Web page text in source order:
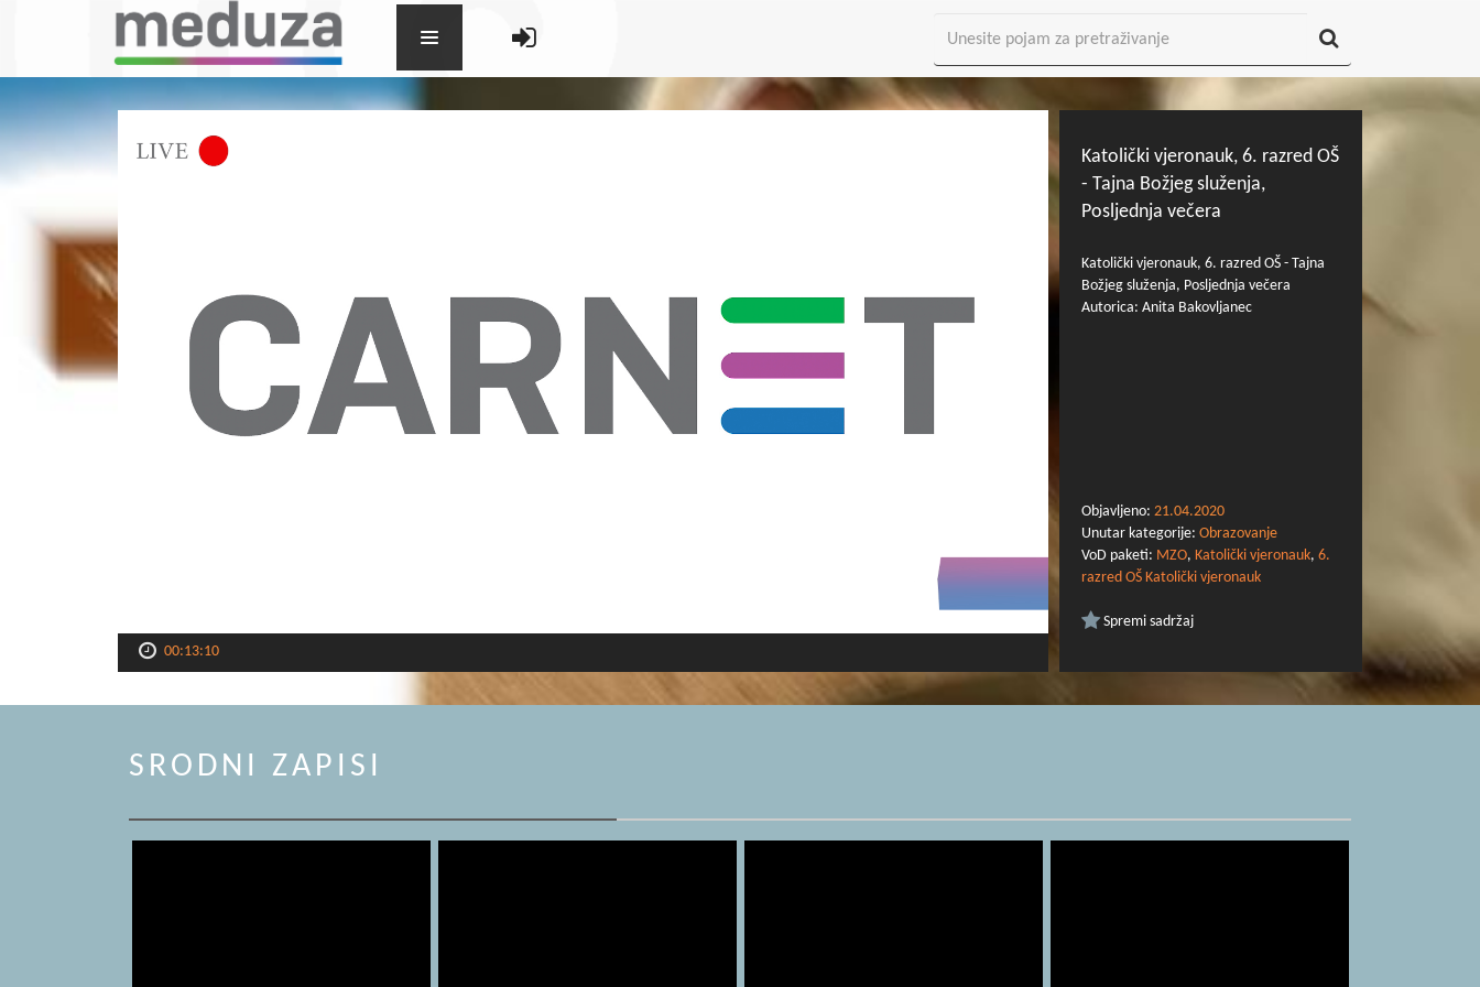
00:13:10
Katolički vjeronauk, 6. razred OŠ
- Tajna Božjeg služenja,
Posljednja večera
Katolički vjeronauk, 6. razred OŠ - Tajna
Božjeg služenja, Posljednja večera
Autorica: Anita Bakovljanec
Objavljeno: 21.04.2020
Unutar kategorije: Obrazovanje
VoD paketi: MZO, Katolički vjeronauk, 6.
razred OŠ Katolički vjeronauk
Spremi sadržaj
SRODNI ZAPISI